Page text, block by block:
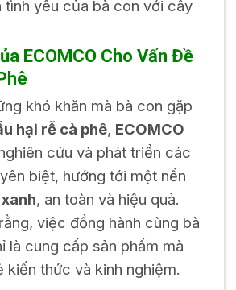
tình yêu của bà con với cây
ECOMCO Cho Vấn Đề
khó khăn mà bà con gặp
hại rễ cà phê, ECOMCO
cứu và phát triển các
biệt, hướng tới một nền
, an toàn và hiệu quả.
việc đồng hành cùng bà
là cung cấp sản phẩm mà
kiến thức và kinh nghiệm.